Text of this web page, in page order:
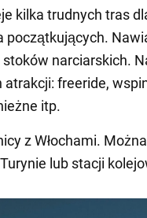
kilka trudnych tras
początkujących.
stoków narciarskich.
freeride,
itp.
z Włochami.
lub stacji